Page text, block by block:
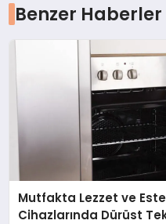
Benzer Haberler
Mutfakta Lezzet ve
Cihazlarında Dürüst